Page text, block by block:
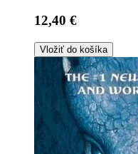
12,40 €
Vložiť do košíka